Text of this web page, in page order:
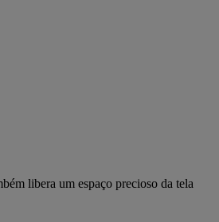
libera um espaço precioso da tela